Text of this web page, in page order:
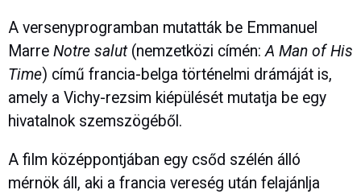
A versenyprogramban mutatták be Emmanuel
Marre Notre salut(nemzetközi címén:A Man of His
Time) című francia-belga történelmi drámáját is,
amely a Vichy-rezsim kiépülését mutatja be egy
hivatalnok szemszögéből.
A film középpontjában egy csőd szélén álló
mérnök áll, aki a francia vereség után felajánlja